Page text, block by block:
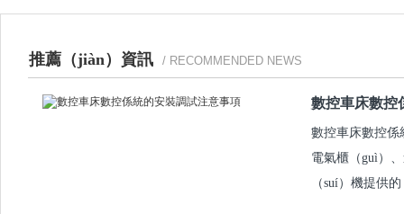
推薦（jiàn）資訊 / RECOMMENDED NEWS
數控車床數控
數控車床數控係
電氣櫃（guì）
（suí）機提供